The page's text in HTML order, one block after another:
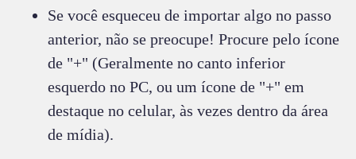
Se você esqueceu de importar algo no passo
anterior, não se preocupe! Procure pelo ícone
de "+" (Geralmente no canto inferior
esquerdo no PC, ou um ícone de "+" em
destaque no celular, às vezes dentro da área
de mídia).